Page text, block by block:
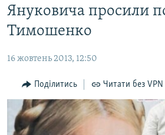
матеріалу
Перейти
до
основної
Перейти
до
пошуку
ВІДЕО ТА ФОТО
БЛОГИ
ПОГЛЯД
ІНТЕРВ'Ю
ВСЕ ЗА ДЕНЬ
Януковича просили
Тимошенко
16 жовтень 2013, 12:50
Поділитись Читати без VPN